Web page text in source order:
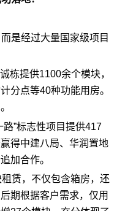
是经过大量国家级项目
栋提供1100余个模块，
分点等40种功能用房。
”标志性项目提供417
得中建八局、华润置地
加合作。
赁，不仅包含箱房，还
期根据客户需求，仅用